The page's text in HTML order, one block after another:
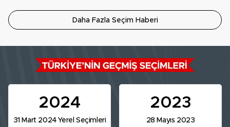
Daha Fazla Seçim Haberi
2024
31 Mart 2024 Yerel Seçimleri
2023
28 Mayıs 2023